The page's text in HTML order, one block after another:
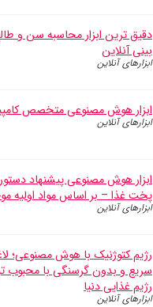
دقیق ترین ابزار محاسبه سن و
بینی آنلاین
ابزارهای آنلاین
ابزار هوش مصنوعی متخصص
ابزارهای آنلاین
ابزار هوش مصنوعی پیشنهاد دستور
پخت غذا – بر اساس مواد اولیه
ابزارهای آنلاین
رژیم کتوژنیک با هوش مصنوعی؛
سریع و بدون گرسنگی با محبوب
رژیم غذایی دنیا
ابزارهای آنلاین